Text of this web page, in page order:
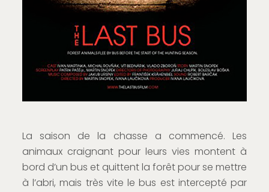
La saison de la chasse a commencé. Les
animaux craignant pour leurs vies montent à
bord d’un bus et quittent la forêt pour se mettre
à l’abri, mais très vite le bus est intercepté par